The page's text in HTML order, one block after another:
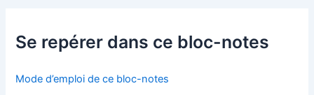
Se repérer dans ce bloc-notes
Mode d’emploi de ce bloc-notes